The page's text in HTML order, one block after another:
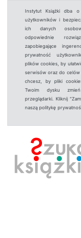
Instytut Książki dba o
użytkowników i
ich danych
odpowiednie
zapobiegające
prywatność
plików cookies, by
serwisów oraz do celów
chcesz, by pliki
Twoim dysku
przeglądarki. Kliknij
naszą politykę